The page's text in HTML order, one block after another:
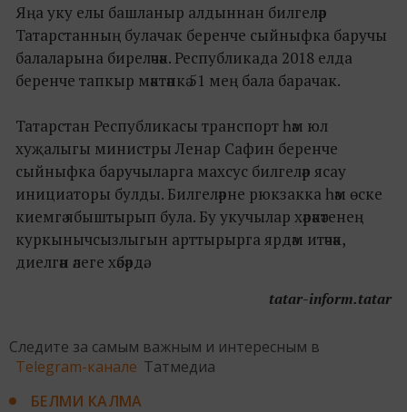
Яңа уку елы башланыр алдыннан билгеләр
Татарстанның булачак беренче сыйныфка баручы
балаларына биреләчәк. Республикада 2018 елда
беренче тапкыр мәктәпкә 51 мең бала барачак.
Татарстан Республикасы транспорт һәм юл
хуҗалыгы министры Ленар Сафин беренче
сыйныфка баручыларга махсус билгеләр ясау
инициаторы булды. Билгеләрне рюкзакка һәм өске
киемгә ябыштырып була. Бу укучылар хәрәкәтенең
куркынычсызлыгын арттырырга ярдәм итәчәк,
диелгән әлеге хәбәрдә.
tatar-inform.tatar
Следите за самым важным и интересным в
Telegram-канале Татмедиа
БЕЛМИ КАЛМА